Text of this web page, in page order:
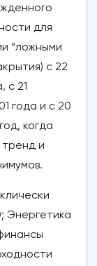
для
“ложными
с 22
с 21
года и с 20
когда
тренд и
Энергетика